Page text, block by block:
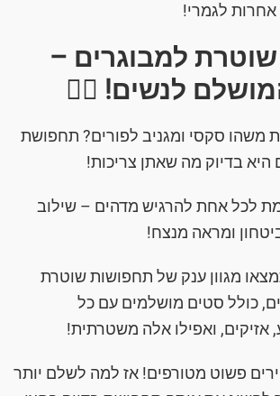
אחרות לגמרי!
למבוגרים –
לנשים! 👮‍♀️
משהו סקסי ומגניב לפורים? תחפושת
היא בדיוק מה שאתן צריכות!
לכל אחת להרגיש מדהים – שילוב
ומראה מנצח!
מגוון ענק של תחפושות שוטרת
כולל סטים מושלמים עם כל
אזיקים, ואפילו אלה משטרתית!
פשוט מטורפים! אז למה לשלם יותר